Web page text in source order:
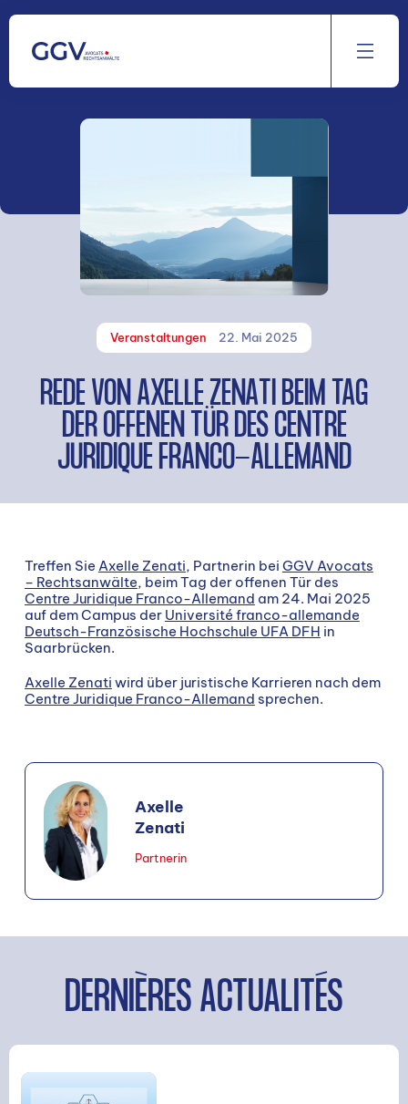
au
contenu
Veranstaltungen 22. Mai 2025
REDE VON AXELLE ZENATI BEIM TAG
DER OFFENEN TÜR DES CENTRE
JURIDIQUE FRANCO-ALLEMAND
Treffen Sie Axelle Zenati, Partnerin bei GGV Avocats
– Rechtsanwälte, beim Tag der offenen Tür des
Centre Juridique Franco-Allemand am 24. Mai 2025
auf dem Campus der Université franco-allemande
Deutsch-Französische Hochschule UFA DFH in
Saarbrücken.
Axelle Zenati wird über juristische Karrieren nach dem
Centre Juridique Franco-Allemand sprechen.
Axelle
Zenati
Partnerin
DERNIÈRES ACTUALITÉS